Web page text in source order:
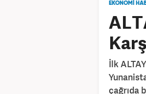
EKONOMİ
İlk
çağrıda